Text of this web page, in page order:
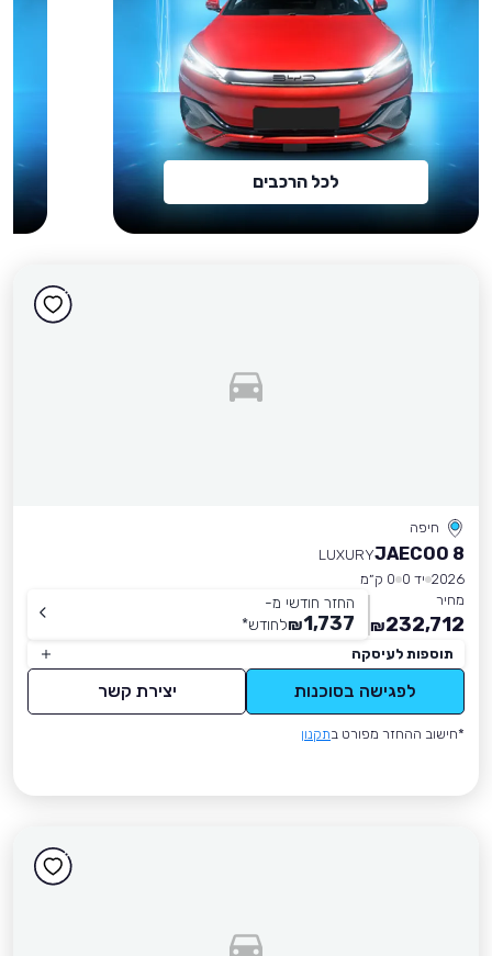
לכל הרכבים
חיפה
JAECOO 8
LUXURY
2026 יד 0
0 ק״מ
מחיר
232,712
₪
החזר חודשי מ-
1,737
₪לחודש*
תוספות לעיסקה
לפגישה בסוכנות יצירת קשר
*חישוב ההחזר מפורט בתקנון